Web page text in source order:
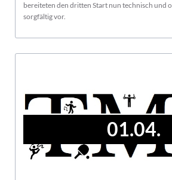
bereiteten den dritten Start nun technisch und
sorgfältig vor.
01.04.